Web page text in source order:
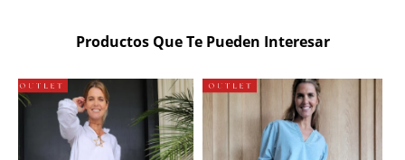
Productos Que Te Pueden Interesar